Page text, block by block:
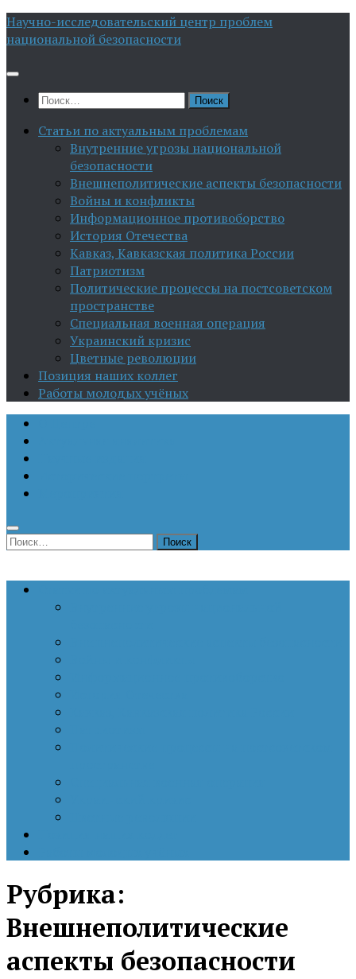
Перейти
к
Научно-исследовательский центр проблем
национальной безопасности
Найти:
Статьи по актуальным проблемам
Внутренние угрозы национальной
безопасности
Внешнеполитические аспекты безопасности
Войны и конфликты
Информационное противоборство
История Отечества
Кавказ, Кавказская политика России
Патриотизм
Политические процессы на постсоветском
пространстве
Специальная военная операция
Украинский кризис
Цветные революции
Позиция наших коллег
Работы молодых учёных
Найти:
Рубрика:
Внешнеполитические
аспекты безопасности